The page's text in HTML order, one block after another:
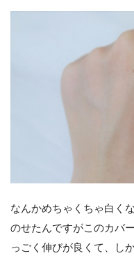
なんかめちゃくちゃ白く
のせたんですがこのカバ
っごく伸びが良くて、し